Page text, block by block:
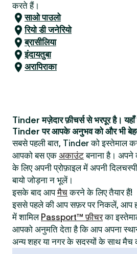
करते हैं।
साओ पाउलो
रियो डी जनेरियो
ब्रासीलिया
इंदायतुबा
अरापिराका
Tinder मज़ेदार फ़ीचर्स से भरपूर है।
Tinder पर आपके अनुभव को और भी
सबसे पहली बात, Tinder को इस्तेमाल
आपको बस एक अकाउंटबनाना है। अपने
के लिए अपनी प्रोफ़ाइल में अपनी
बायो जोड़ना न भूलें।
इसके बाद आपमैचकरने के लिए तैयार हैं!
इससे पहले की आप सफ़र पर निकलें, आप
में शामिल Passport™ फ़ीचरका
आपको अनुमति देता है कि आप अपना
अन्य शहर या नगर के सदस्यों के साथ